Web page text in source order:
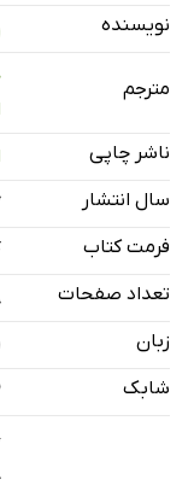
فصل پنجم: تجربه‌ی
فصل هفتم: تجربه‌ی
فصل نهم: جبران
فصل دهم: پیش‌بینی و
فصل یازدهم: زمان
فصل دوازدهم:
فصل چهاردهم: بستن
نویسنده
مترجم
ناشر چاپی
سال انتشار
فرمت کتاب
تعداد صفحات
زبان
شابک